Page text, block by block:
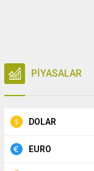
PİYASALAR
DOLAR
EURO